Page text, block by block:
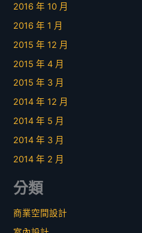
2016 年 10 月
2016 年 1 月
2015 年 12 月
2015 年 4 月
2015 年 3 月
2014 年 12 月
2014 年 5 月
2014 年 3 月
2014 年 2 月
分類
商業空間設計